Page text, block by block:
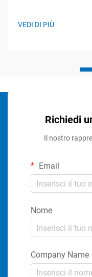
VEDI DI PIÙ
Richiedi
Il nostro
Email
Nome
Company Name